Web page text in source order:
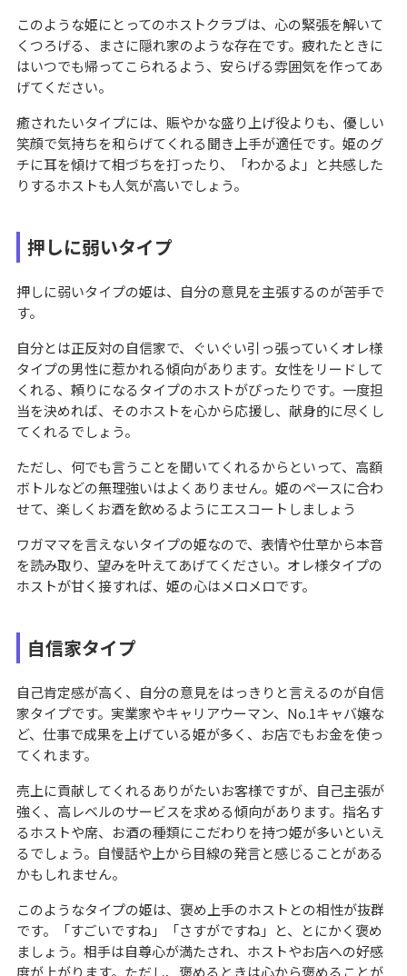
このような姫にとってのホストクラブは、心の緊張を解いて
くつろげる、まさに隠れ家のような存在です。疲れたときに
はいつでも帰ってこられるよう、安らげる雰囲気を作ってあ
げてください。
癒されたいタイプには、賑やかな盛り上げ役よりも、優しい
笑顔で気持ちを和らげてくれる聞き上手が適任です。姫のグ
チに耳を傾けて相づちを打ったり、「わかるよ」と共感した
りするホストも人気が高いでしょう。
押しに弱いタイプ
押しに弱いタイプの姫は、自分の意見を主張するのが苦手で
す。
自分とは正反対の自信家で、ぐいぐい引っ張っていくオレ様
タイプの男性に惹かれる傾向があります。女性をリードして
くれる、頼りになるタイプのホストがぴったりです。一度担
当を決めれば、そのホストを心から応援し、献身的に尽くし
てくれるでしょう。
ただし、何でも言うことを聞いてくれるからといって、高額
ボトルなどの無理強いはよくありません。姫のペースに合わ
せて、楽しくお酒を飲めるようにエスコートしましょう
ワガママを言えないタイプの姫なので、表情や仕草から本音
を読み取り、望みを叶えてあげてください。オレ様タイプの
ホストが甘く接すれば、姫の心はメロメロです。
自信家タイプ
自己肯定感が高く、自分の意見をはっきりと言えるのが自信
家タイプです。実業家やキャリアウーマン、No.1キャバ嬢な
ど、仕事で成果を上げている姫が多く、お店でもお金を使っ
てくれます。
売上に貢献してくれるありがたいお客様ですが、自己主張が
強く、高レベルのサービスを求める傾向があります。指名す
るホストや席、お酒の種類にこだわりを持つ姫が多いといえ
るでしょう。自慢話や上から目線の発言と感じることがある
かもしれません。
このようなタイプの姫は、褒め上手のホストとの相性が抜群
です。「すごいですね」「さすがですね」と、とにかく褒め
ましょう。相手は自尊心が満たされ、ホストやお店への好感
度が上がります。ただし、褒めるときは心から褒めることが